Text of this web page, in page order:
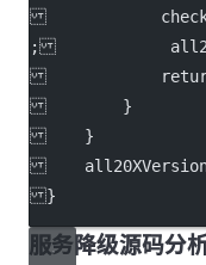
;
}
}
}
服务降级源码分